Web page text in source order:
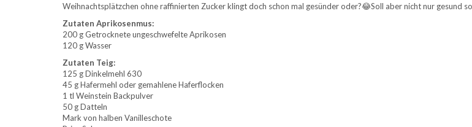
Weihnachtsplätzchen ohne raffinierten Zucker klingt doch schon mal gesünder oder?😂Soll aber nicht nur gesund
Zutaten Aprikosenmus:
200 g Getrocknete ungeschwefelte Aprikosen
120 g Wasser
Zutaten Teig:
125 g Dinkelmehl 630
45 g Hafermehl oder gemahlene Haferflocken
1 tl Weinstein Backpulver
50 g Datteln
Mark von halben Vanilleschote